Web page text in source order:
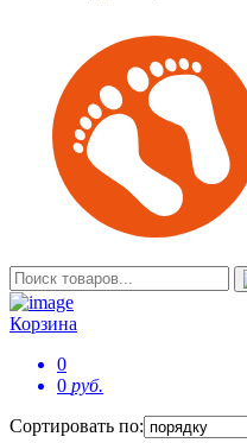
Корзина
0
0 руб.
Сортировать по: